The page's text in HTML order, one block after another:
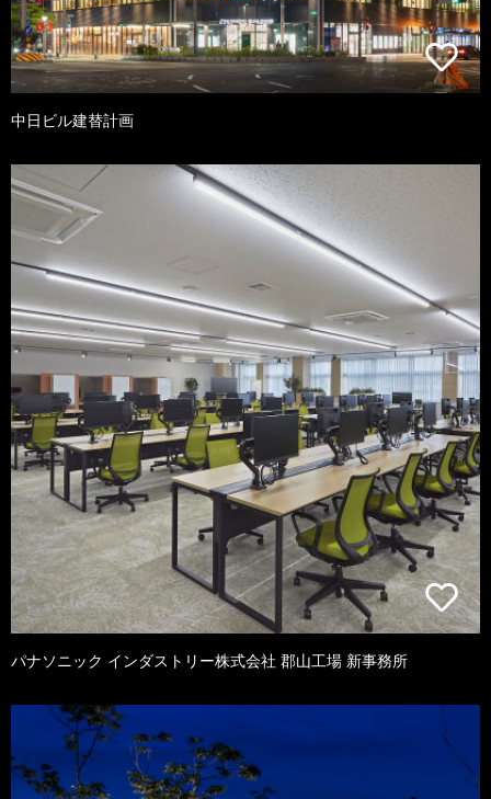
中日ビル建替計画
パナソニック インダストリー株式会社 郡山工場 新事務所